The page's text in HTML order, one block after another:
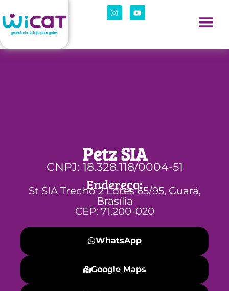
Petz SIA
CNPJ: 18.328.118/0004-51
Endereço:
St SIA Trecho 2 Lotes 65/95, Guará,
Brasília
CEP: 71.200-020
WhatsApp
Google Maps